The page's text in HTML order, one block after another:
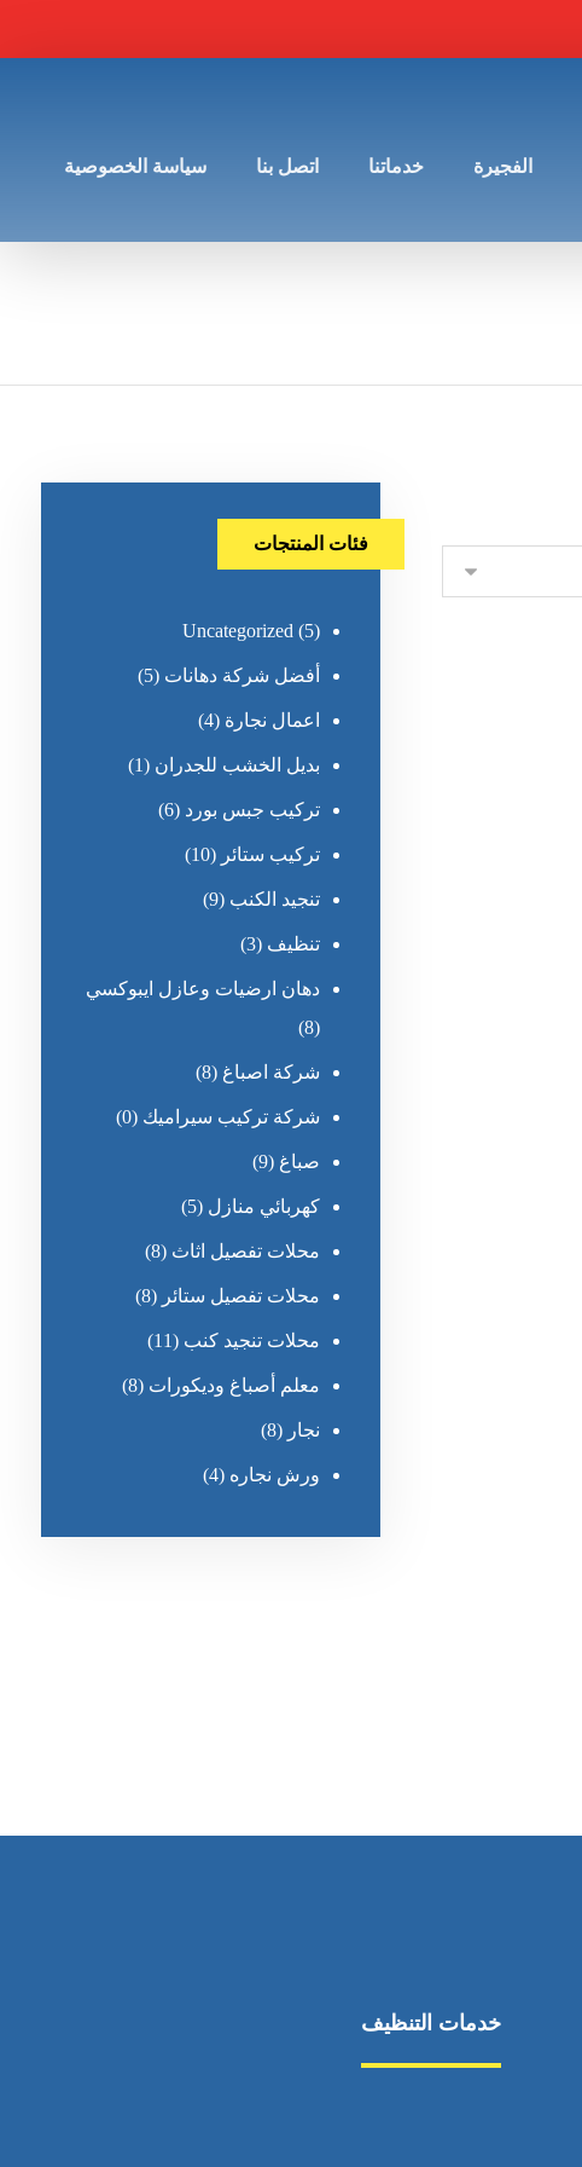
الفجيرة خدماتنا اتصل بنا سياسة الخصوصية
فئات المنتجات
Uncategorized (5)
أفضل شركة دهانات (5)
اعمال نجارة (4)
بديل الخشب للجدران (1)
تركيب جبس بورد (6)
تركيب ستائر (10)
تنجيد الكنب (9)
تنظيف (3)
دهان ارضيات وعازل ايبوكسي
(8)
شركة اصباغ (8)
شركة تركيب سيراميك (0)
صباغ (9)
كهربائي منازل (5)
محلات تفصيل اثاث (8)
محلات تفصيل ستائر (8)
محلات تنجيد كنب (11)
معلم أصباغ وديكورات (8)
نجار (8)
ورش نجاره (4)
خدمات التنظيف